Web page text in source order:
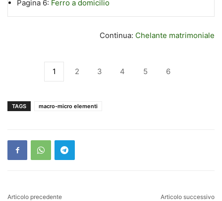
Pagina 6: Ferro a domicilio
Continua: Chelante matrimoniale
1 2 3 4 5 6
TAGS macro-micro elementi
Articolo precedente Articolo successivo